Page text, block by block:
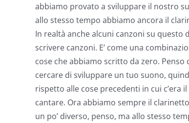
abbiamo provato a sviluppare il nostro
allo stesso tempo abbiamo ancora il
In realtà anche alcuni canzoni su questo
scrivere canzoni. E’ come una
cose che abbiamo scritto da zero.
cercare di sviluppare un tuo suono,
rispetto alle cose precedenti in cui c’era
cantare. Ora abbiamo sempre il
un po’ diverso, penso, ma allo stesso